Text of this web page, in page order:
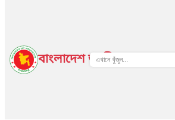
বাংলাদেশ জাতীয় তথ্য বাতায়ন